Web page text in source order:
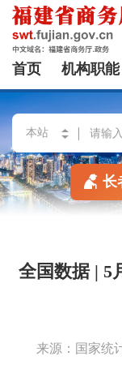
首页 机构职能
长
全国数据 | 5
来源：国家统